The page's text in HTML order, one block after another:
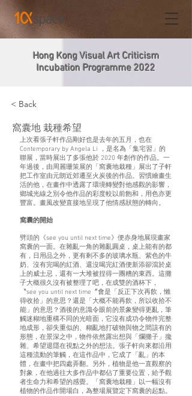
Hong Kong Visual Art Criticism
Incubation Programme 2022
< Back
窩囊地 栽種希望
上次看張子軒作品剛好也是去年的五月，也在
Contemporary by Angela Li ，是名為「集宅習」的
聯展，當時展出了多張他於 2020 年創作的作品。一
年過後，由周麗珊策展的「窩囊地栽種」展出了子軒
把工作室由元朗近郊遷至火炭後的作品。習慣繪畫生
活的他，在畫作中透露了環境轉變對他感觀的影響，
鄉城光線之別令他作品的彩度較以前飽和，用色亦更
豐富。畫風改變直接地呈現了他情感狀態的轉向。
窩囊的開始
劈頭的《see you until next time》便赤身地展現畫家
窩囊的一面。在雜亂一角的雜亂圓桌，桌上能有的都
有，日用品之外，更有剩不多的玻璃水瓶、紫色的牛
奶、沒有完喝的紅酒、還沒喝完紅酒便新添卻瀉於桌
上的威士忌，還有一大堆被捏得一團糟的東西。這攤
子大概很久沒有被整理了吧，在成雙的酒杯下，
〝see you until next time〞會是「反正下次再飲，懶
得收拾」的意思？還是「大概不能再飲，所以收拾不
能」的意思？酒後的意識令眼前的景象變得更亂，筆
觸迷糊地重構不同的光暗面，它沒有成功令物件完整
地成形，卻失重似的、糊亂地打破物與物之間該有的
形態，在景深之中，物件依然露出想與「爛攤子」攙
雜、希望退隱在視點之外的想法。張子軒向來都沿用
這種流動的筆觸，在這作品中，它成了「亂」的本
體，在畫中把四處弄翻。另外，植物是他一直觀察的
對象，在他過往大多作品中都佔了重要位置，給予觀
者生命力和希望的感覺。「窩囊地栽種」以一幅沒有
植物的作品作開場白，為整場展覽定下窩囊的起點。